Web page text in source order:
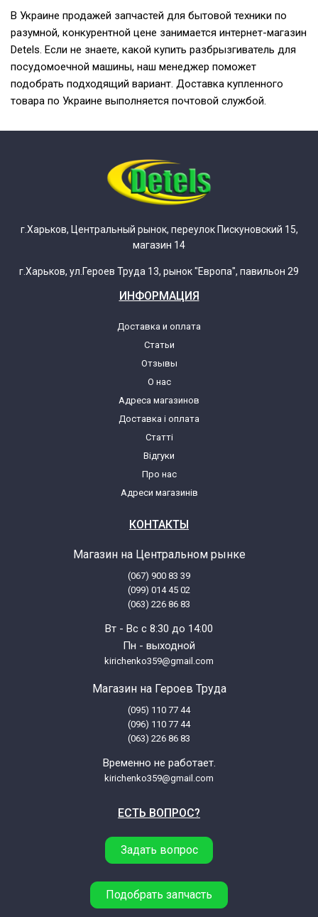
В Украине продажей запчастей для бытовой техники по
разумной, конкурентной цене занимается интернет-магазин
Detels. Если не знаете, какой купить разбрызгиватель для
посудомоечной машины, наш менеджер поможет
подобрать подходящий вариант. Доставка купленного
товара по Украине выполняется почтовой службой.
г.Харьков, Центральный рынок, переулок Пискуновский 15,
магазин 14
г.Харьков, ул.Героев Труда 13, рынок "Европа", павильон 29
ИНФОРМАЦИЯ
Доставка и оплата
Статьи
Отзывы
О нас
Адреса магазинов
Доставка і оплата
Статті
Відгуки
Про нас
Адреси магазинів
КОНТАКТЫ
Магазин на Центральном рынке
(067) 900 83 39
(099) 014 45 02
(063) 226 86 83
Вт - Вс с 8:30 до 14:00
Пн - выходной
kirichenko359@gmail.com
Магазин на Героев Труда
(095) 110 77 44
(096) 110 77 44
(063) 226 86 83
Временно не работает.
kirichenko359@gmail.com
ЕСТЬ ВОПРОС?
Задать вопрос
Подобрать запчасть